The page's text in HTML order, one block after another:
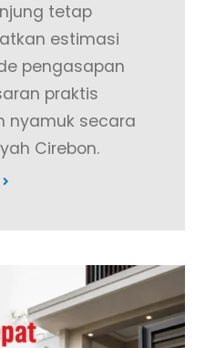
tetap
estimasi
pengasapan
praktis
nyamuk secara
Cirebon.